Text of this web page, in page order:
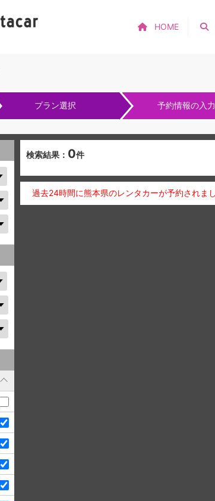
HOME
プラン選択 予約情報の入力
検索結果： 0件
過去24時間に熊本県のレンタカーが予約されまし